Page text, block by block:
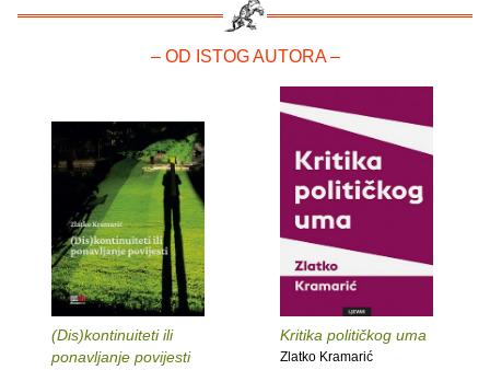
– OD ISTOG AUTORA –
(Dis)kontinuiteti ili
ponavljanje povijesti
Kritika političkog uma
Zlatko Kramarić